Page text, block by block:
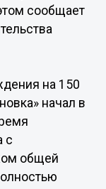
сообщает
на 150
начал в
с
общей